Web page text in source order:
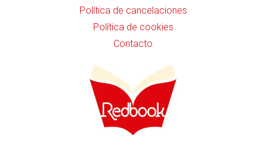
Política de cancelaciones
Política de cookies
Contacto